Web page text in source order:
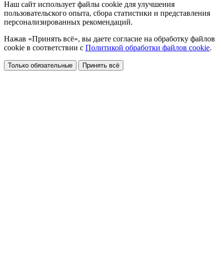
Наш сайт использует файлы cookie для улучшения
пользовательского опыта, сбора статистики и представления
персонализированных рекомендаций.
Нажав «Принять всё», вы даете согласие на обработку файлов
cookie в соответствии с Политикой обработки файлов cookie.
Только обязательные Принять всё